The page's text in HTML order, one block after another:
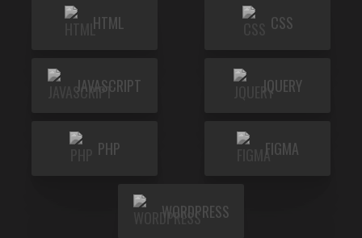
HTML CSS
JAVASCRIPT JQUERY
PHP FIGMA
WORDPRESS